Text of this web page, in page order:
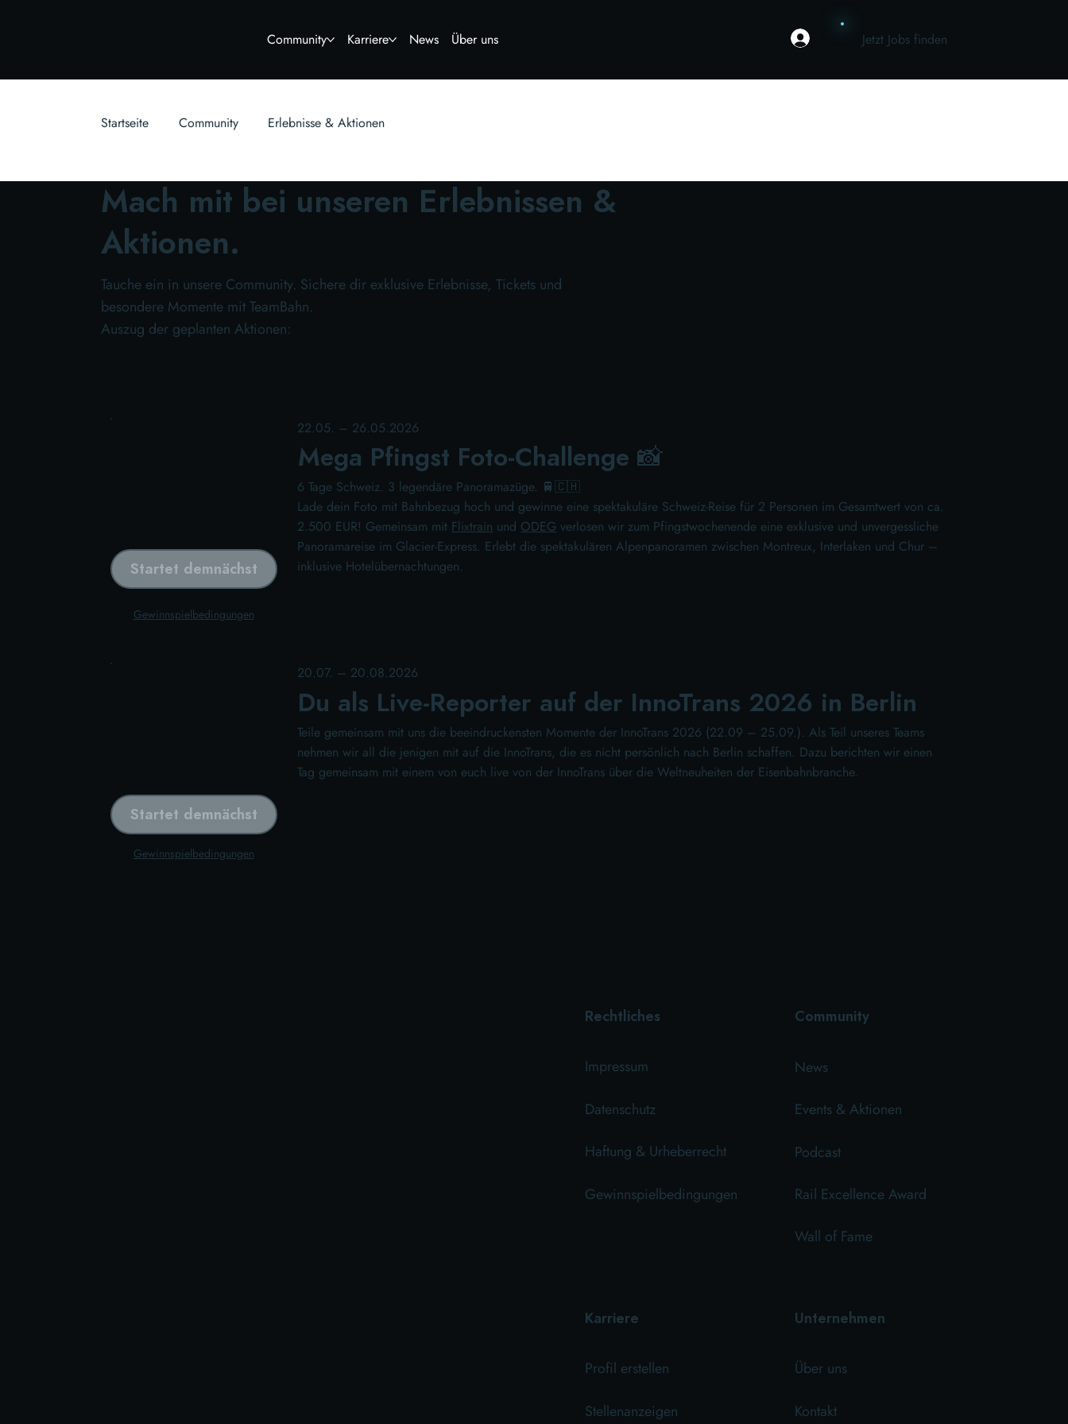
Community Karriere News Über uns Jetzt Jobs finden
Startseite Community Erlebnisse & Aktionen
Mach mit bei unseren Erlebnissen &
Aktionen.
Tauche ein in unsere Community. Sichere dir exklusive Erlebnisse, Tickets und
besondere Momente mit TeamBahn.
Auszug der geplanten Aktionen:
Startet demnächst
Gewinnspielbedingungen
22.05. – 26.05.2026
Mega Pfingst Foto-Challenge 📸
6 Tage Schweiz. 3 legendäre Panoramazüge. 🚆🇨🇭
Lade dein Foto mit Bahnbezug hoch und gewinne eine spektakuläre Schweiz-Reise für 2 Personen im Gesamtwert von ca.
2.500 EUR! Gemeinsam mit Flixtrain und ODEG verlosen wir zum Pfingstwochenende eine exklusive und unvergessliche
Panoramareise im Glacier-Express. Erlebt die spektakulären Alpenpanoramen zwischen Montreux, Interlaken und Chur –
inklusive Hotelübernachtungen.
Startet demnächst
Gewinnspielbedingungen
20.07. – 20.08.2026
Du als Live-Reporter auf der InnoTrans 2026 in Berlin
Teile gemeinsam mit uns die beeindruckensten Momente der InnoTrans 2026 (22.09 – 25.09.). Als Teil unseres Teams
nehmen wir all die jenigen mit auf die InnoTrans, die es nicht persönlich nach Berlin schaffen. Dazu berichten wir einen
Tag gemeinsam mit einem von euch live von der InnoTrans über die Weltneuheiten der Eisenbahnbranche.
Rechtliches
Impressum
Datenschutz
Haftung & Urheberrecht
Gewinnspielbedingungen
Community
News
Events & Aktionen
Podcast
Rail Excellence Award
Wall of Fame
Karriere
Profil erstellen
Stellenanzeigen
Unternehmen
Über uns
Kontakt